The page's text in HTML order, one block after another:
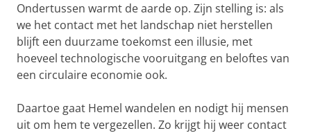
Ondertussen warmt de aarde op. Zijn stelling is: als
we het contact met het landschap niet herstellen
blijft een duurzame toekomst een illusie, met
hoeveel technologische vooruitgang en beloftes van
een circulaire economie ook.
Daartoe gaat Hemel wandelen en nodigt hij mensen
uit om hem te vergezellen. Zo krijgt hij weer contact